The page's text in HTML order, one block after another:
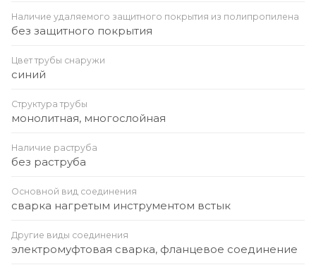
Наличие удаляемого защитного покрытия из полипропилена
без защитного покрытия
Цвет трубы снаружи
синий
Структура трубы
монолитная, многослойная
Наличие раструба
без раструба
Основной вид соединения
сварка нагретым инструментом встык
Другие виды соединения
электромуфтовая сварка, фланцевое соединение